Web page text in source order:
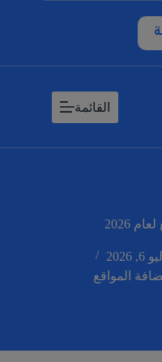
القائمة
2026
2026
المواقع